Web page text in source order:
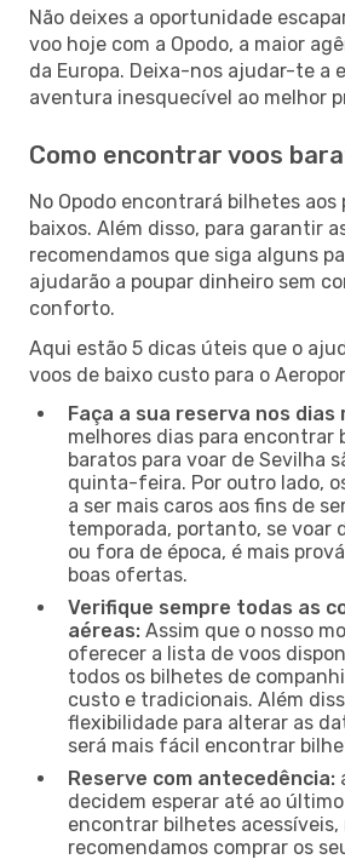
Não deixes a oportunidade
voo hoje com a Opodo, a maior
da Europa. Deixa-nos ajudar-te a
aventura inesquecível ao melhor
Como encontrar voos
No Opodo encontrará bilhetes aos
baixos. Além disso, para garantir
recomendamos que siga alguns
ajudarão a poupar dinheiro sem
conforto.
Aqui estão 5 dicas úteis que o
voos de baixo custo para o
Faça a sua reserva nos dias
melhores dias para encontrar
baratos para voar de Sevilha
quinta-feira. Por outro lado,
a ser mais caros aos fins de
temporada, portanto, se voar
ou fora de época, é mais
boas ofertas.
Verifique sempre todas as
aéreas: Assim que o nosso
oferecer a lista de voos
todos os bilhetes de
custo e tradicionais. Além
flexibilidade para alterar as
será mais fácil encontrar
Reserve com antecedência:
decidem esperar até ao
encontrar bilhetes acessíveis,
recomendamos comprar os